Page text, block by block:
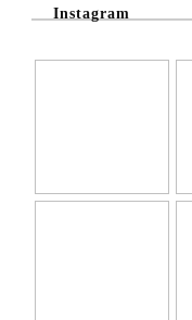
Instagram